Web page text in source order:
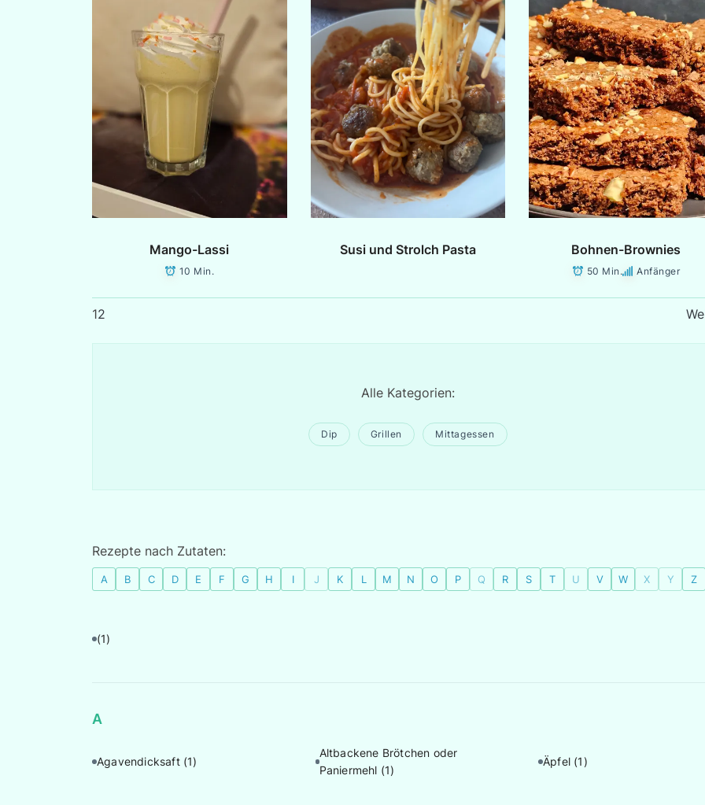
Mango-Lassi
10 Min.
Susi und Strolch Pasta Bohnen-Brownies
50 Min. Anfänger
12
Alle Kategorien:
Dip Grillen Mittagessen
Rezepte nach Zutaten:
A B C D E F G H I J K L M N O P Q R S T U V W X Y Z
(1)
A
Agavendicksaft (1)
Altbackene Brötchen oder
Paniermehl (1)
Äpfel (1)